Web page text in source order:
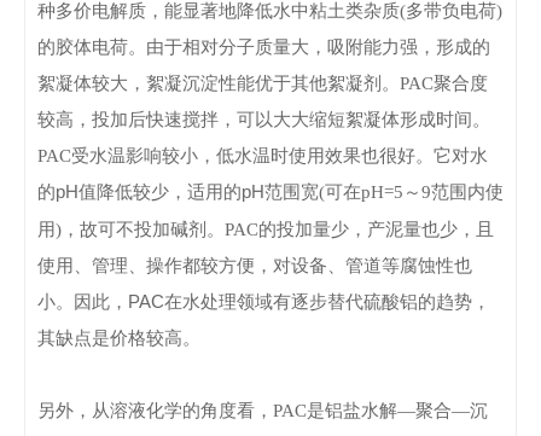
种多价电解质，能显著地降低水中粘土类杂质(多带负电荷)
的胶体电荷。由于相对分子质量大，吸附能力强，形成的
絮凝体较大，絮凝沉淀性能优于其他絮凝剂。 PAC聚合度
较高，投加后快速搅拌，可以大大缩短絮凝体形成时间。
PAC受水温影响较小，低水温时使用效果也很好。它对水
的pH值降低较少，适用的pH范围宽(可在pH=5 ～9范围内使
用) ，故可不投加碱剂。 PAC的投加量少，产泥量也少，且
使用、管理、操作都较方便，对设备、管道等腐蚀性也
小。
因此 ， PAC在水处理领域有逐步替代硫酸铝的趋势，
其缺点是价格较高。
另外，从溶液化学的角度看， PAC是铝盐水解—聚合—沉